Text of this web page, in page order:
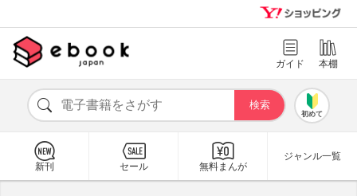
ガイド 本棚
初めて
新刊 セール 無料まんが
ジャンル一覧